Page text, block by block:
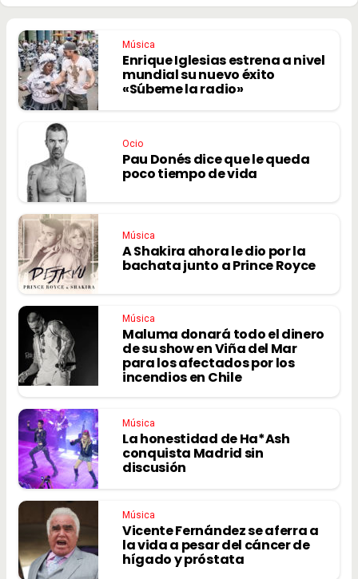
Música
Enrique Iglesias estrena a nivel
mundial su nuevo éxito
«Súbeme la radio»
Ocio
Pau Donés dice que le queda
poco tiempo de vida
Música
A Shakira ahora le dio por la
bachata junto a Prince Royce
Música
Maluma donará todo el dinero
de su show en Viña del Mar
para los afectados por los
incendios en Chile
Música
La honestidad de Ha*Ash
conquista Madrid sin
discusión
Música
Vicente Fernández se aferra a
la vida a pesar del cáncer de
hígado y próstata